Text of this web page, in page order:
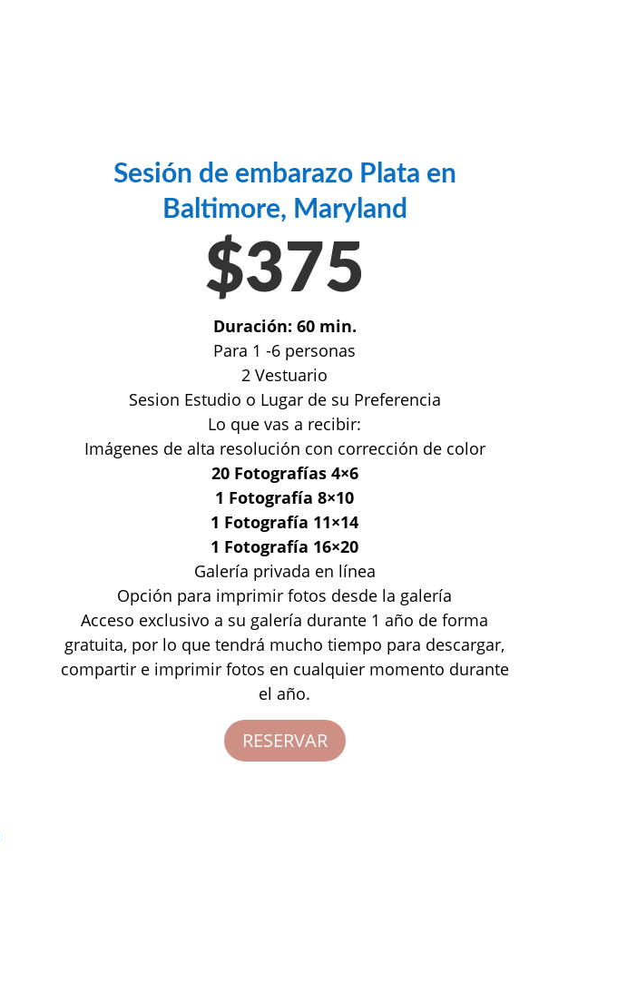
Sesión de embarazo Plata en
Baltimore, Maryland
$375
Duración: 60 min.
Para 1 -6 personas
2 Vestuario
Sesion Estudio o Lugar de su Preferencia
Lo que vas a recibir:
Imágenes de alta resolución con corrección de color
20 Fotografías 4×6
1 Fotografía 8×10
1 Fotografía 11×14
1 Fotografía 16×20
Galería privada en línea
Opción para imprimir fotos desde la galería
Acceso exclusivo a su galería durante 1 año de forma
gratuita, por lo que tendrá mucho tiempo para descargar,
compartir e imprimir fotos en cualquier momento durante
el año.
RESERVAR